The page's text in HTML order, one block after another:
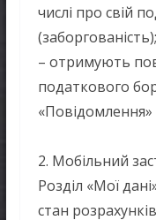
числі про свій
(заборгованість);
– отримують
податкового
2. Мобільний
Розділ «Мої
стан